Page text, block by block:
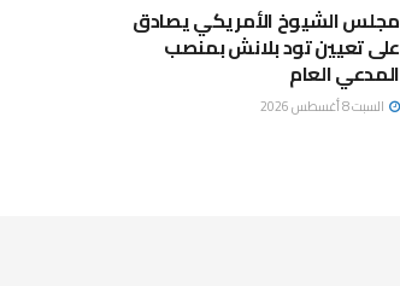
مجلس الشيوخ الأمريكي يصادق
على تعيين تود بلانش بمنصب
المدعي العام
السبت 8 أغسطس 2026